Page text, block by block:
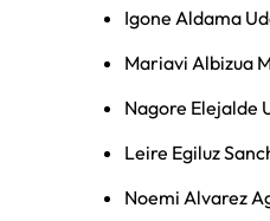
Igone Aldama
Mariavi Albizua
Nagore Elejalde
Leire Egiluz
Noemi Alvarez